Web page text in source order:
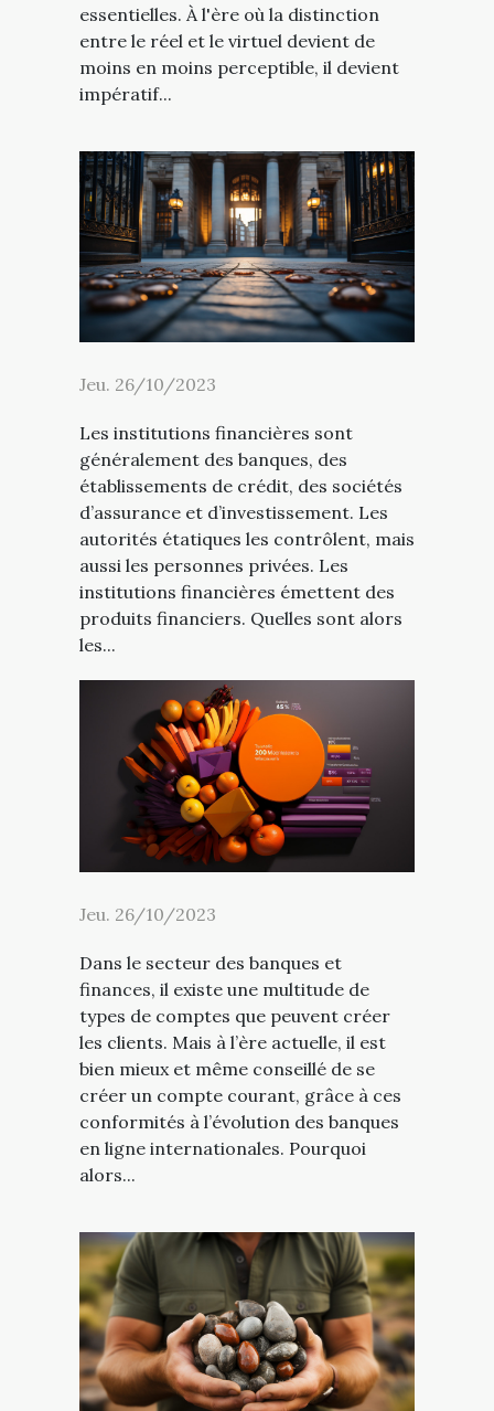
essentielles. À l'ère où la distinction
entre le réel et le virtuel devient de
moins en moins perceptible, il devient
impératif...
Jeu. 26/10/2023
Les institutions financières sont
généralement des banques, des
établissements de crédit, des sociétés
d’assurance et d’investissement. Les
autorités étatiques les contrôlent, mais
aussi les personnes privées. Les
institutions financières émettent des
produits financiers. Quelles sont alors
les...
Jeu. 26/10/2023
Dans le secteur des banques et
finances, il existe une multitude de
types de comptes que peuvent créer
les clients. Mais à l’ère actuelle, il est
bien mieux et même conseillé de se
créer un compte courant, grâce à ces
conformités à l’évolution des banques
en ligne internationales. Pourquoi
alors...